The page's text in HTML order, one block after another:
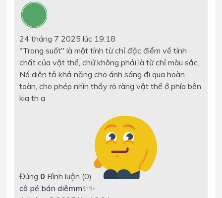
24 tháng 7 2025 lúc 19:18
"Trong suốt" là một tính từ chỉ đặc điểm về tính
chất của vật thể, chứ không phải là từ chỉ màu sắc.
Nó diễn tả khả năng cho ánh sáng đi qua hoàn
toàn, cho phép nhìn thấy rõ ràng vật thể ở phía bên
kia th ạ
Đúng 0 Bình luận (0)
cô pé bán diêmm✨✨